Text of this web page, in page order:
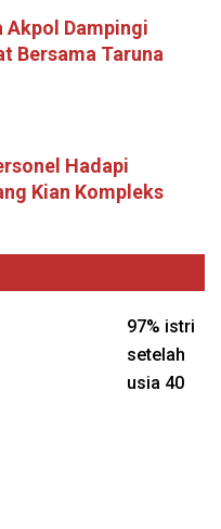
Akpol Dampingi
Bersama Taruna
Hadapi
Kian Kompleks
97% istri
setelah
usia 40